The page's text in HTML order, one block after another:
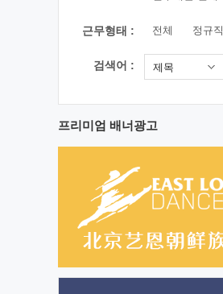
근무형태 : 전체 정규직
검색어 : 제목
프리미엄 배너광고